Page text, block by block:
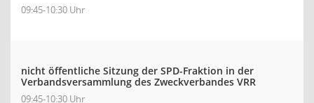
09:45-10:30 Uhr
nicht öffentliche Sitzung der SPD-Fraktion in der
Verbandsversammlung des Zweckverbandes VRR
09:45-10:30 Uhr